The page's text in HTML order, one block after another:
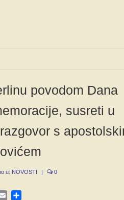
povodom Dana
susreti u
s
u: NOVOSTI | 0
Email